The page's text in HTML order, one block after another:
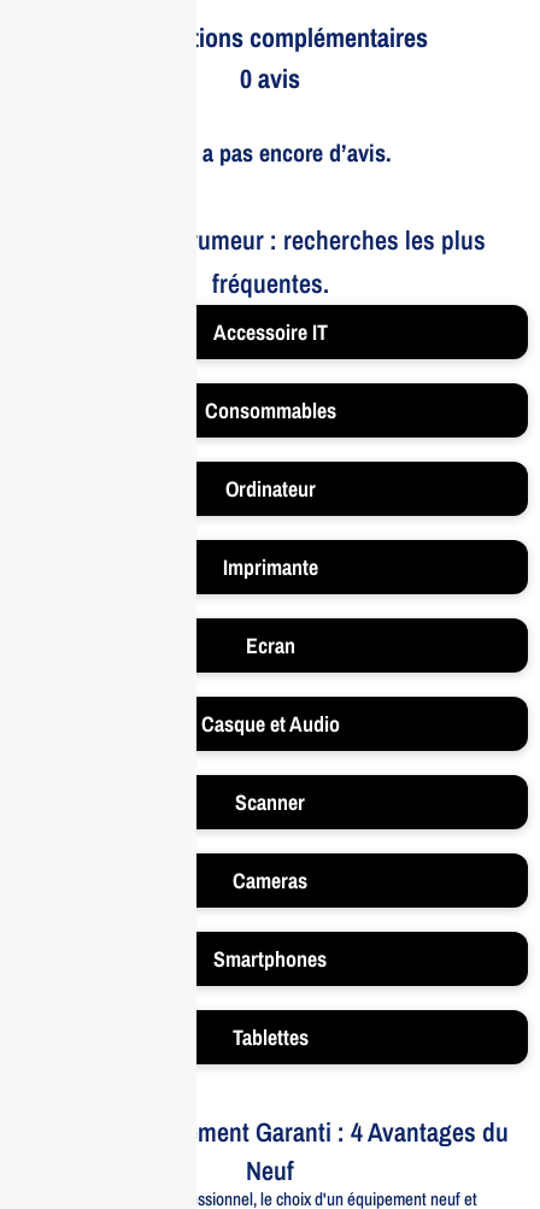
Informations complémentaires
0 avis
Il n’y a pas encore d’avis.
Le bruit et la rumeur : recherches les plus
fréquentes.
Accessoire IT
Consommables
Ordinateur
Imprimante
Ecran
Casque et Audio
Scanner
Cameras
Smartphones
Tablettes
Votre Investissement Garanti : 4 Avantages du
Neuf
Pour un usage professionnel, le choix d'un équipement neuf et